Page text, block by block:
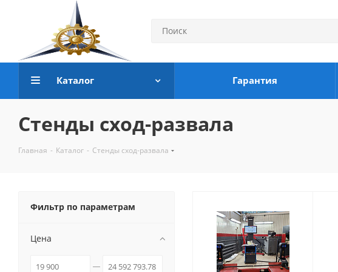
Каталог Гарантия
Стенды сход-развала
Главная - Каталог - Стенды сход-развала
Фильтр по параметрам
Цена